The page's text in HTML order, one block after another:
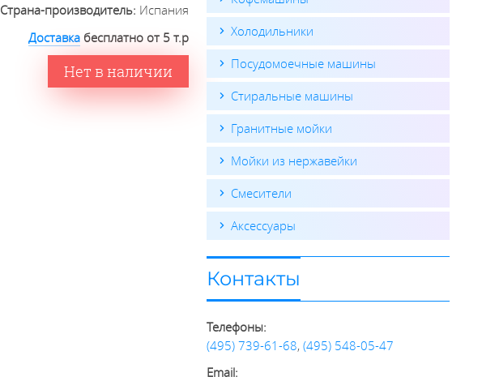
Страна-производитель: Испания
Доставка бесплатно от 5 т.р
Нет в наличии
Холодильники
Посудомоечные машины
Стиральные машины
Гранитные мойки
Мойки из нержавейки
Смесители
Аксессуары
Контакты
Телефоны:
(495) 739-61-68, (495) 548-05-47
Email: